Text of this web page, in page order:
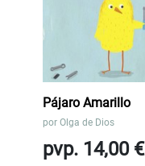
Pájaro Amarillo
por Olga de Dios
pvp. 14,00 €